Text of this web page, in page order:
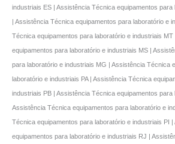
industriais ES | Assistência Técnica equipamentos
| Assistência Técnica equipamentos para laboratório e
Técnica equipamentos para laboratório e industriais
equipamentos para laboratório e industriais MS |
para laboratório e industriais MG | Assistência Técnica
laboratório e industriais PA | Assistência Técnica
industriais PB | Assistência Técnica equipamentos para
Assistência Técnica equipamentos para laboratório e
Técnica equipamentos para laboratório e industriais PI
equipamentos para laboratório e industriais RJ |